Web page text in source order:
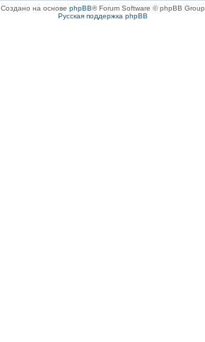
Создано на основе phpBB® Forum Software © phpBB Group
Русская поддержка phpBB